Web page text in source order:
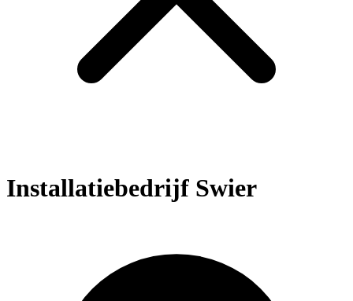
Installatiebedrijf Swier